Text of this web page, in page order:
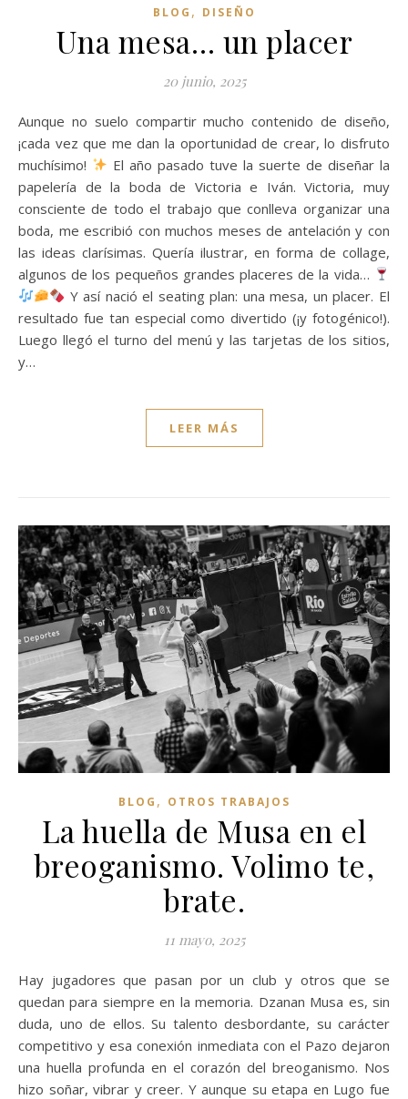
BLOG , DISEÑO
Una mesa… un placer
20 junio, 2025
Aunque no suelo compartir mucho contenido de diseño,
¡cada vez que me dan la oportunidad de crear, lo disfruto
muchísimo!
El año pasado tuve la suerte de diseñar la
papelería de la boda de Victoria e Iván. Victoria, muy
consciente de todo el trabajo que conlleva organizar una
boda, me escribió con muchos meses de antelación y con
las ideas clarísimas. Quería ilustrar, en forma de collage,
algunos de los pequeños grandes placeres de la vida…
Y así nació el seating plan: una mesa, un placer. El
resultado fue tan especial como divertido (¡y fotogénico!).
Luego llegó el turno del menú y las tarjetas de los sitios,
y…
LEER MÁS
BLOG , OTROS TRABAJOS
La huella de Musa en el
breoganismo. Volimo te,
brate.
11 mayo, 2025
Hay jugadores que pasan por un club y otros que se
quedan para siempre en la memoria. Dzanan Musa es, sin
duda, uno de ellos. Su talento desbordante, su carácter
competitivo y esa conexión inmediata con el Pazo dejaron
una huella profunda en el corazón del breoganismo. Nos
hizo soñar, vibrar y creer. Y aunque su etapa en Lugo fue